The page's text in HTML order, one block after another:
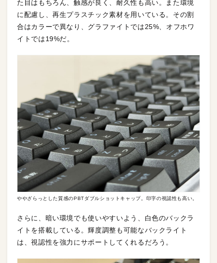
た目はもちろん、触感が良く、耐久性も高い。また環境
に配慮し、再生プラスチック素材を用いている。その割
合はカラーで異なり、グラファイトでは25%、オフホワ
イトでは19%だ。
ややざらっとした質感のPBTダブルショットキャップ。印字の視認性も高い。
さらに、暗い環境でも使いやすいよう、白色のバックラ
イトを搭載している。輝度調整も可能なバックライト
は、視認性を強力にサポートしてくれるだろう。